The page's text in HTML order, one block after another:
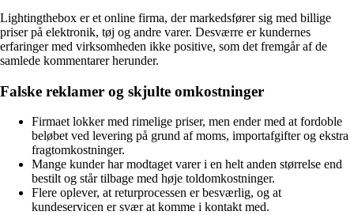
Lightingthebox er et online firma, der markedsfører sig med billige
priser på elektronik, tøj og andre varer. Desværre er kundernes
erfaringer med virksomheden ikke positive, som det fremgår af de
samlede kommentarer herunder.
Falske reklamer og skjulte omkostninger
Firmaet lokker med rimelige priser, men ender med at fordoble
beløbet ved levering på grund af moms, importafgifter og ekstra
fragtomkostninger.
Mange kunder har modtaget varer i en helt anden størrelse end
bestilt og står tilbage med høje toldomkostninger.
Flere oplever, at returprocessen er besværlig, og at
kundeservicen er svær at komme i kontakt med.